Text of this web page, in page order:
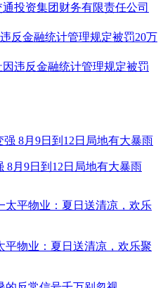
投资集团财务有限责任公司
违反金融统计管理规定被罚
8月9日到12日局地有大暴雨
平物业：夏日送清凉，欢乐聚